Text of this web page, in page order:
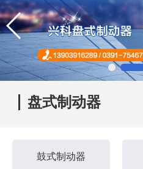
盘式制动器
鼓式制动器